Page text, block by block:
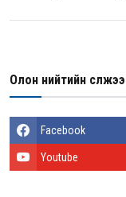
Олон нийтийн сүлжээ
Facebook
Youtube